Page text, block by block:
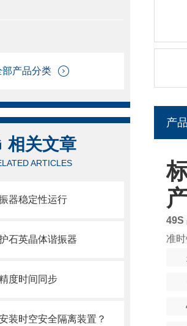
部产品分类
相关文章
ARTICLES
器稳定性运行
石英晶体谐振器
度时间同步
装时空安全隔离装置？
产
49S
准